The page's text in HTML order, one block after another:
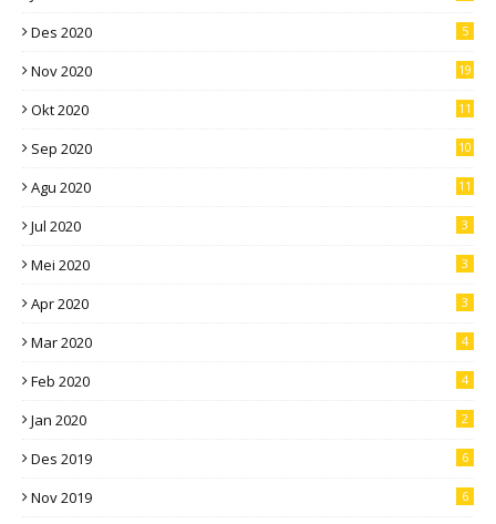
Des 2020 5
Nov 2020 19
Okt 2020 11
Sep 2020 10
Agu 2020 11
Jul 2020 3
Mei 2020 3
Apr 2020 3
Mar 2020 4
Feb 2020 4
Jan 2020 2
Des 2019 6
Nov 2019 6